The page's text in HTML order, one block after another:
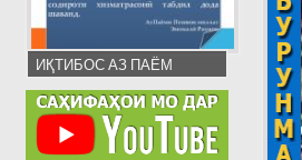
ИҚТИБОС АЗ ПАЁМ